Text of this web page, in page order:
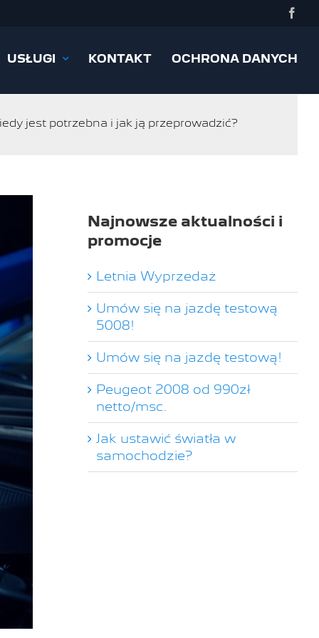
USŁUGI KONTAKT OCHRONA DANYCH
jest potrzebna i jak ją przeprowadzić?
Najnowsze aktualności i
promocje
Letnia Wyprzedaż
Umów się na jazdę testową
5008!
Umów się na jazdę testową!
Peugeot 2008 od 990zł
netto/msc.
Jak ustawić światła w
samochodzie?